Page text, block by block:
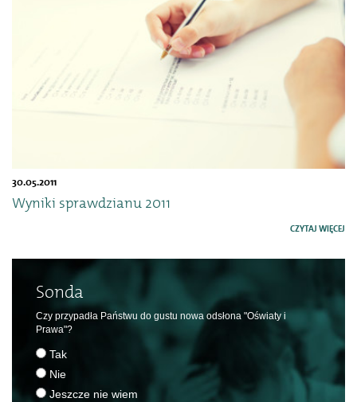
30.05.2011
Wyniki sprawdzianu 2011
CZYTAJ WIĘCEJ
Sonda
Czy przypadła Państwu do gustu nowa odsłona "Oświaty i
Prawa"?
Tak
Nie
Jeszcze nie wiem